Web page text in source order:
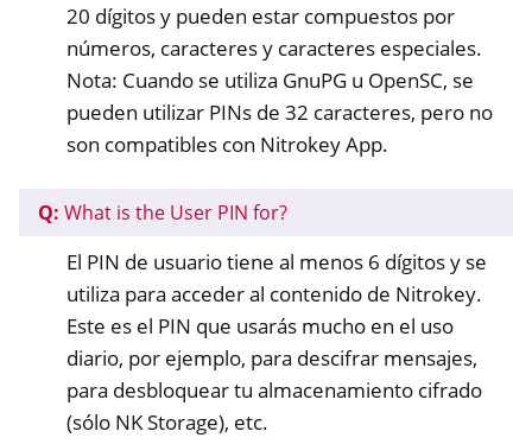
20 dígitos y pueden estar compuestos por
números, caracteres y caracteres especiales.
Nota: Cuando se utiliza GnuPG u OpenSC, se
pueden utilizar PINs de 32 caracteres, pero no
son compatibles con Nitrokey App.
Q: What is the User PIN for?
El PIN de usuario tiene al menos 6 dígitos y se
utiliza para acceder al contenido de Nitrokey.
Este es el PIN que usarás mucho en el uso
diario, por ejemplo, para descifrar mensajes,
para desbloquear tu almacenamiento cifrado
(sólo NK Storage), etc.